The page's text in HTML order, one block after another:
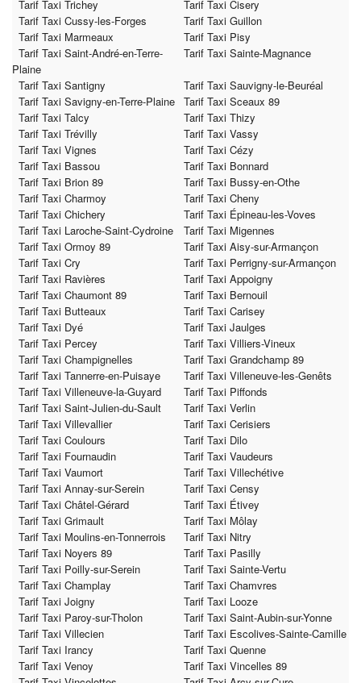
Tarif Taxi Trichey
Tarif Taxi Cisery
Tarif Taxi Cussy-les-Forges
Tarif Taxi Guillon
Tarif Taxi Marmeaux
Tarif Taxi Pisy
Tarif Taxi Saint-André-en-Terre-
Plaine
Tarif Taxi Sainte-Magnance
Tarif Taxi Santigny
Tarif Taxi Sauvigny-le-Beuréal
Tarif Taxi Savigny-en-Terre-Plaine Tarif Taxi Sceaux 89
Tarif Taxi Talcy
Tarif Taxi Thizy
Tarif Taxi Trévilly
Tarif Taxi Vassy
Tarif Taxi Vignes
Tarif Taxi Cézy
Tarif Taxi Bassou
Tarif Taxi Bonnard
Tarif Taxi Brion 89
Tarif Taxi Bussy-en-Othe
Tarif Taxi Charmoy
Tarif Taxi Cheny
Tarif Taxi Chichery
Tarif Taxi Épineau-les-Voves
Tarif Taxi Laroche-Saint-Cydroine
Tarif Taxi Migennes
Tarif Taxi Ormoy 89
Tarif Taxi Aisy-sur-Armançon
Tarif Taxi Cry
Tarif Taxi Perrigny-sur-Armançon
Tarif Taxi Ravières
Tarif Taxi Appoigny
Tarif Taxi Chaumont 89
Tarif Taxi Bernouil
Tarif Taxi Butteaux
Tarif Taxi Carisey
Tarif Taxi Dyé
Tarif Taxi Jaulges
Tarif Taxi Percey
Tarif Taxi Villiers-Vineux
Tarif Taxi Champignelles
Tarif Taxi Grandchamp 89
Tarif Taxi Tannerre-en-Puisaye
Tarif Taxi Villeneuve-les-Genêts
Tarif Taxi Villeneuve-la-Guyard
Tarif Taxi Piffonds
Tarif Taxi Saint-Julien-du-Sault
Tarif Taxi Verlin
Tarif Taxi Villevallier
Tarif Taxi Cerisiers
Tarif Taxi Coulours
Tarif Taxi Dilo
Tarif Taxi Fournaudin
Tarif Taxi Vaudeurs
Tarif Taxi Vaumort
Tarif Taxi Villechétive
Tarif Taxi Annay-sur-Serein
Tarif Taxi Censy
Tarif Taxi Châtel-Gérard
Tarif Taxi Étivey
Tarif Taxi Grimault
Tarif Taxi Môlay
Tarif Taxi Moulins-en-Tonnerrois
Tarif Taxi Nitry
Tarif Taxi Noyers 89
Tarif Taxi Pasilly
Tarif Taxi Poilly-sur-Serein
Tarif Taxi Sainte-Vertu
Tarif Taxi Champlay
Tarif Taxi Chamvres
Tarif Taxi Joigny
Tarif Taxi Looze
Tarif Taxi Paroy-sur-Tholon
Tarif Taxi Saint-Aubin-sur-Yonne
Tarif Taxi Villecien
Tarif Taxi Escolives-Sainte-Camille
Tarif Taxi Irancy
Tarif Taxi Quenne
Tarif Taxi Venoy
Tarif Taxi Vincelles 89